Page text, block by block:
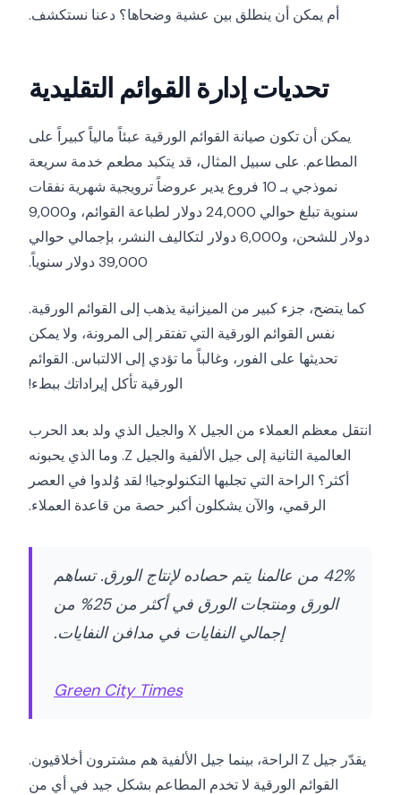
أم يمكن أن ينطلق بين عشية وضحاها؟ دعنا نستكشف.
تحديات إدارة القوائم التقليدية
يمكن أن تكون صيانة القوائم الورقية عبئاً مالياً كبيراً على
المطاعم. على سبيل المثال، قد يتكبد مطعم خدمة سريعة
نموذجي بـ 10 فروع يدير عروضاً ترويجية شهرية نفقات
سنوية تبلغ حوالي 24,000 دولار لطباعة القوائم، و9,000
دولار للشحن، و6,000 دولار لتكاليف النشر، بإجمالي حوالي
39,000 دولار سنوياً.
كما يتضح، جزء كبير من الميزانية يذهب إلى القوائم الورقية.
نفس القوائم الورقية التي تفتقر إلى المرونة، ولا يمكن
تحديثها على الفور، وغالباً ما تؤدي إلى الالتباس. القوائم
الورقية تأكل إيراداتك ببطء!
انتقل معظم العملاء من الجيل X والجيل الذي ولد بعد الحرب
العالمية الثانية إلى جيل الألفية والجيل Z. وما الذي يحبونه
أكثر؟ الراحة التي تجلبها التكنولوجيا! لقد وُلدوا في العصر
الرقمي، والآن يشكلون أكبر حصة من قاعدة العملاء.
42% من عالمنا يتم حصاده لإنتاج الورق. تساهم
الورق ومنتجات الورق في أكثر من 25% من
إجمالي النفايات في مدافن النفايات.
Green City Times
يقدّر جيل Z الراحة، بينما جيل الألفية هم مشترون أخلاقيون.
القوائم الورقية لا تخدم المطاعم بشكل جيد في أي من